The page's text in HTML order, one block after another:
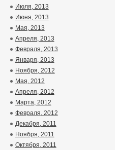
Июля, 2013
Июня, 2013
Мая, 2013
Апреля, 2013
Февраля, 2013
Января, 2013
Ноября, 2012
Мая, 2012
Апреля, 2012
Марта, 2012
Февраля, 2012
Декабря, 2011
Ноября, 2011
Октября, 2011